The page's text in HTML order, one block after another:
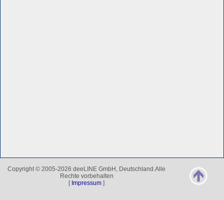
Copyright © 2005-2026 deeLINE GmbH, Deutschland.Alle
Rechte vorbehalten
[ Impressum ]